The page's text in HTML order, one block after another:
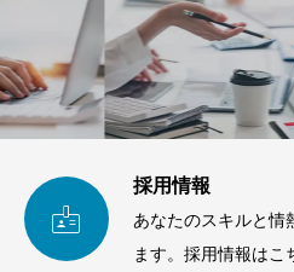

採用情報
あなたのスキルと情
ます。採用情報はこ